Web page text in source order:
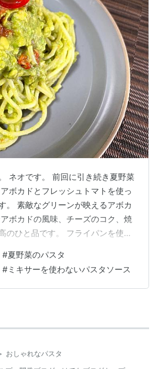
ネオです。 前回に引き続き夏野菜
ボカドとフレッシュトマトを使っ
。 素敵なグリーンが映えるアボカ
ボカドの風味、チーズのコク、焼
のひと品です。 フライパンを使わ
も冷たくもない状態を「ティエピ
メニューによってはティエピドの
しいそうです。 今回のアボカド
・アボカド 1個 ・ミニトマト
・…
#夏野菜のパスタ
#ミキサーを使わないパスタソース
おしゃれなパスタ